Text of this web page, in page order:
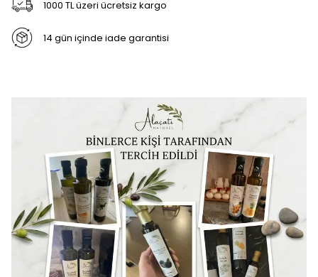
1000 TL üzeri ücretsiz kargo
14 gün içinde iade garantisi